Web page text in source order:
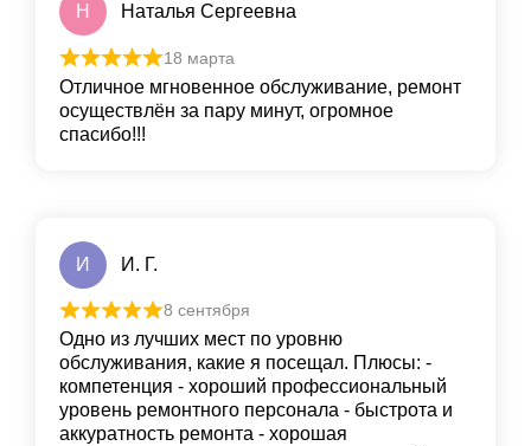
Н Наталья Сергеевна
18 марта
Отличное мгновенное обслуживание, ремонт
осуществлён за пару минут, огромное
спасибо!!!
И И. Г.
8 сентября
Одно из лучших мест по уровню
обслуживания, какие я посещал. Плюсы: -
компетенция - хороший профессиональный
уровень ремонтного персонала - быстрота и
аккуратность ремонта - хорошая